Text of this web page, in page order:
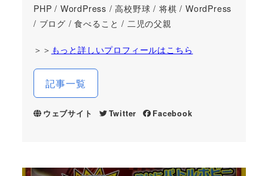
PHP / WordPress / 高校野球 / 将棋 / WordPress
/ ブログ / 食べること / 二児の父親
＞＞ もっと詳しいプロフィールはこちら
記事一覧
ウェブサイト Twitter Facebook